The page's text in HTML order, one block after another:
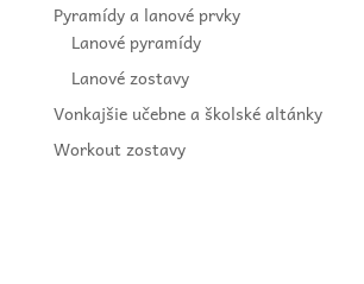
Pyramídy a lanové prvky
Lanové pyramídy
Lanové zostavy
Vonkajšie učebne a školské altánky
Workout zostavy